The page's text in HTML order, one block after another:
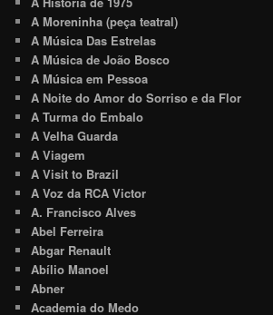
A Moreninha (peça teatral)
A Música Das Estrelas
A Música de João Bosco
A Música em Pessoa
A Noite do Amor do Sorriso e da Flor
A Turma do Embalo
A Velha Guarda
A Viagem
A Visit to Brazil
A Voz da RCA Victor
A. Francisco Alves
Abel Ferreira
Abgar Renault
Abílio Manoel
Abner
Academia do Medo